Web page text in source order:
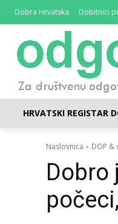
Dobra Hrvatska Dobitnici
HRVATSKI REGISTAR
Naslovnica DOP &
Dobro